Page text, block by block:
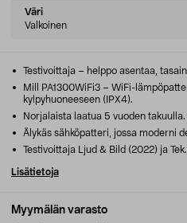
Select
variant
Väri
Valkoinen
Myymälän varasto
Testivoittaja – helppo asentaa,
Mill PA1300WiFi3 – WiFi-
kylpyhuoneeseen (IPX4).
Norjalaista laatua 5 vuoden
Älykäs sähköpatteri, jossa moderni
Testivoittaja Ljud & Bild (2022) ja
Lisätietoja